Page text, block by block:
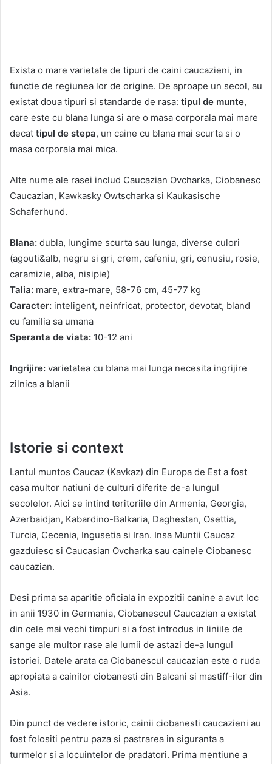
Exista o mare varietate de tipuri de caini caucazieni, in
functie de regiunea lor de origine. De aproape un secol, au
existat doua tipuri si standarde de rasa: tipul de munte,
care este cu blana lunga si are o masa corporala mai mare
decat tipul de stepa, un caine cu blana mai scurta si o
masa corporala mai mica.
Alte nume ale rasei includ Caucazian Ovcharka, Ciobanesc
Caucazian, Kawkasky Owtscharka si Kaukasische
Schaferhund.
Blana: dubla, lungime scurta sau lunga, diverse culori
(agouti&alb, negru si gri, crem, cafeniu, gri, cenusiu, rosie,
caramizie, alba, nisipie)
Talia: mare, extra-mare, 58-76 cm, 45-77 kg
Caracter: inteligent, neinfricat, protector, devotat, bland
cu familia sa umana
Speranta de viata: 10-12 ani
Ingrijire: varietatea cu blana mai lunga necesita ingrijire
zilnica a blanii
Istorie si context
Lantul muntos Caucaz (Kavkaz) din Europa de Est a fost
casa multor natiuni de culturi diferite de-a lungul
secolelor. Aici se intind teritoriile din Armenia, Georgia,
Azerbaidjan, Kabardino-Balkaria, Daghestan, Osettia,
Turcia, Cecenia, Ingusetia si Iran. Insa Muntii Caucaz
gazduiesc si Caucasian Ovcharka sau cainele Ciobanesc
caucazian.
Desi prima sa aparitie oficiala in expozitii canine a avut loc
in anii 1930 in Germania, Ciobanescul Caucazian a existat
din cele mai vechi timpuri si a fost introdus in liniile de
sange ale multor rase ale lumii de astazi de-a lungul
istoriei. Datele arata ca Ciobanescul caucazian este o ruda
apropiata a cainilor ciobanesti din Balcani si mastiff-ilor din
Asia.
Din punct de vedere istoric, cainii ciobanesti caucazieni au
fost folositi pentru paza si pastrarea in siguranta a
turmelor si a locuintelor de pradatori. Prima mentiune a